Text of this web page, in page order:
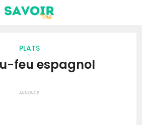
PLATS
feu espagnol
ANNONCE